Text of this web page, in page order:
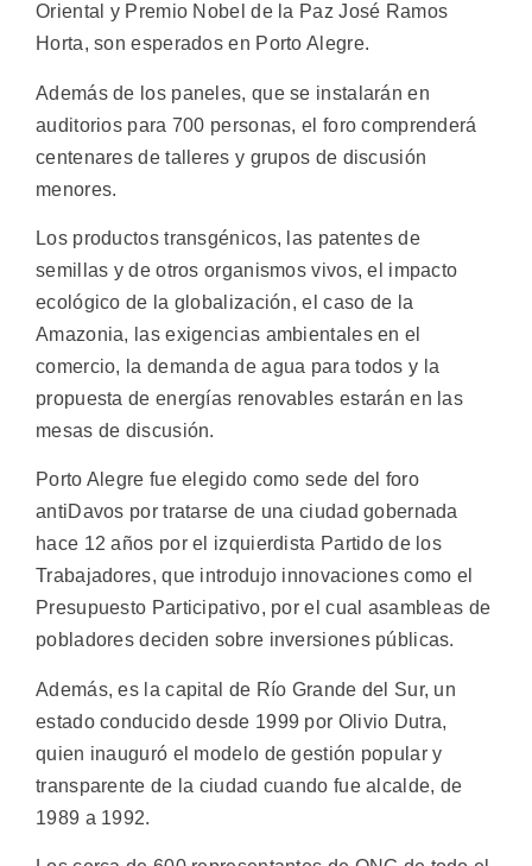
Oriental y Premio Nobel de la Paz José Ramos
Horta, son esperados en Porto Alegre.
Además de los paneles, que se instalarán en
auditorios para 700 personas, el foro comprenderá
centenares de talleres y grupos de discusión
menores.
Los productos transgénicos, las patentes de
semillas y de otros organismos vivos, el impacto
ecológico de la globalización, el caso de la
Amazonia, las exigencias ambientales en el
comercio, la demanda de agua para todos y la
propuesta de energías renovables estarán en las
mesas de discusión.
Porto Alegre fue elegido como sede del foro
antiDavos por tratarse de una ciudad gobernada
hace 12 años por el izquierdista Partido de los
Trabajadores, que introdujo innovaciones como el
Presupuesto Participativo, por el cual asambleas de
pobladores deciden sobre inversiones públicas.
Además, es la capital de Río Grande del Sur, un
estado conducido desde 1999 por Olivio Dutra,
quien inauguró el modelo de gestión popular y
transparente de la ciudad cuando fue alcalde, de
1989 a 1992.